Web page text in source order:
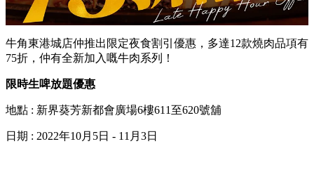
牛角東港城店仲推出限定夜食割引優惠，多達12款燒肉品項有
75折，仲有全新加入嘅牛肉系列！
限時生啤放題優惠
地點 : 新界葵芳新都會廣場6樓611至620號舖
日期 : 2022年10月 5日 - 11 月 3日